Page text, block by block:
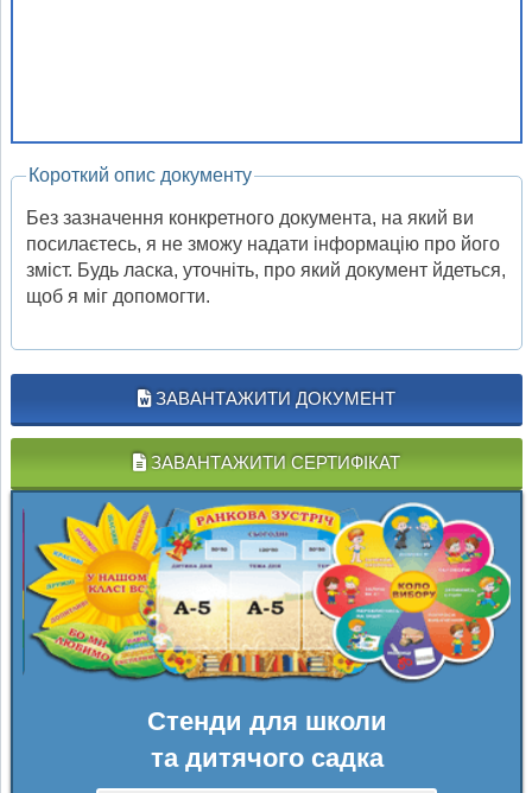
Короткий опис документу
Без зазначення конкретного документа, на який ви
посилаєтесь, я не зможу надати інформацію про його
зміст. Будь ласка, уточніть, про який документ йдеться,
щоб я міг допомогти.
ЗАВАНТАЖИТИ ДОКУМЕНТ
ЗАВАНТАЖИТИ СЕРТИФІКАТ
Стенди для школи
та дитячого садка